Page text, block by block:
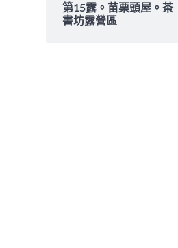
第15露。苗栗頭屋。茶
書坊露營區